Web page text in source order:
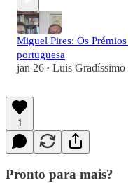
Miguel Pires: Os
portuguesa
jan 26 • Luis Gradíssimo
1
Pronto para mais?